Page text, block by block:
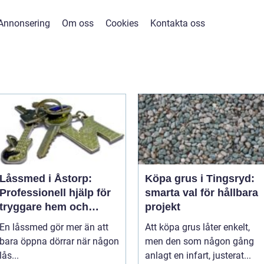
Om oss Cookies Kontakta oss
i Åstorp:
hjälp för
hem och
låssmed gör mer än att
öppna dörrar när någon
Köpa grus i Tingsryd:
smarta val för hållbara
projekt
Att köpa grus låter enkelt,
men den som någon gång
anlagt en infart, justerat...